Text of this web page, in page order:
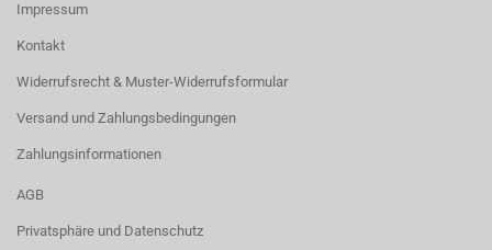
Impressum
Kontakt
Widerrufsrecht & Muster-Widerrufsformular
Versand und Zahlungsbedingungen
Zahlungsinformationen
AGB
Privatsphäre und Datenschutz